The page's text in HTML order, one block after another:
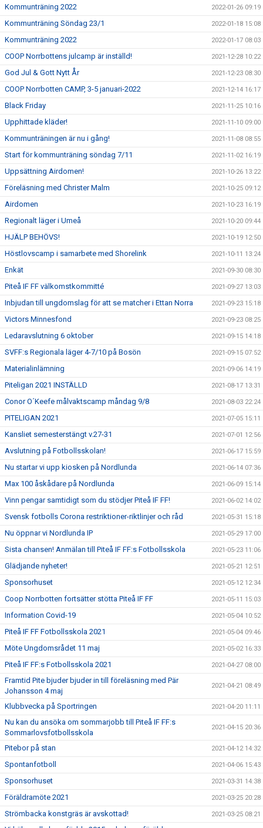
Kommunträning 2022 2022-01-26 09:19
Kommunträning Söndag 23/1 2022-01-18 15:08
Kommunträning 2022 2022-01-17 08:03
COOP Norrbottens julcamp är inställd! 2021-12-28 10:22
God Jul & Gott Nytt År 2021-12-23 08:30
COOP Norrbotten CAMP, 3-5 januari-2022 2021-12-14 16:17
Black Friday 2021-11-25 10:16
Upphittade kläder! 2021-11-10 09:00
Kommunträningen är nu i gång! 2021-11-08 08:55
Start för kommunträning söndag 7/11 2021-11-02 16:19
Uppsättning Airdomen! 2021-10-26 13:22
Föreläsning med Christer Malm 2021-10-25 09:12
Airdomen 2021-10-23 16:19
Regionalt läger i Umeå 2021-10-20 09:44
HJÄLP BEHÖVS! 2021-10-19 12:50
Höstlovscamp i samarbete med Shorelink 2021-10-11 13:24
Enkät 2021-09-30 08:30
Piteå IF FF välkomstkommitté 2021-09-27 13:03
Inbjudan till ungdomslag för att se matcher i Ettan Norra 2021-09-23 15:18
Victors Minnesfond 2021-09-23 08:25
Ledaravslutning 6 oktober 2021-09-15 14:18
SVFF:s Regionala läger 4-7/10 på Bosön 2021-09-15 07:52
Materialinlämning 2021-09-06 14:19
Piteligan 2021 INSTÄLLD 2021-08-17 13:31
Conor O´Keefe målvaktscamp måndag 9/8 2021-08-03 22:24
PITELIGAN 2021 2021-07-05 15:11
Kansliet semesterstängt v.27-31 2021-07-01 12:56
Avslutning på Fotbollsskolan! 2021-06-17 15:59
Nu startar vi upp kiosken på Nordlunda 2021-06-14 07:36
Max 100 åskådare på Nordlunda 2021-06-09 15:14
Vinn pengar samtidigt som du stödjer Piteå IF FF! 2021-06-02 14:02
Svensk fotbolls Corona restriktioner-riktlinjer och råd 2021-05-31 15:18
Nu öppnar vi Nordlunda IP 2021-05-29 17:00
Sista chansen! Anmälan till Piteå IF FF:s Fotbollsskola 2021-05-23 11:06
Glädjande nyheter! 2021-05-21 12:51
Sponsorhuset 2021-05-12 12:34
Coop Norrbotten fortsätter stötta Piteå IF FF 2021-05-11 15:03
Information Covid-19 2021-05-04 10:52
Piteå IF FF Fotbollsskola 2021 2021-05-04 09:46
Möte Ungdomsrådet 11 maj 2021-05-02 16:33
Piteå IF FF:s Fotbollsskola 2021 2021-04-27 08:00
Framtid Pite bjuder bjuder in till föreläsning med Pär
Johansson 4 maj
2021-04-21 08:49
Klubbvecka på Sportringen 2021-04-20 11:11
Nu kan du ansöka om sommarjobb till Piteå IF FF:s
Sommarlovsfotbollsskola
2021-04-15 20:36
Pitebor på stan 2021-04-12 14:32
Spontanfotboll 2021-04-06 15:43
Sponsorhuset 2021-03-31 14:38
Föräldramöte 2021 2021-03-25 20:28
Strömbacka konstgräs är avskottad! 2021-03-25 08:21